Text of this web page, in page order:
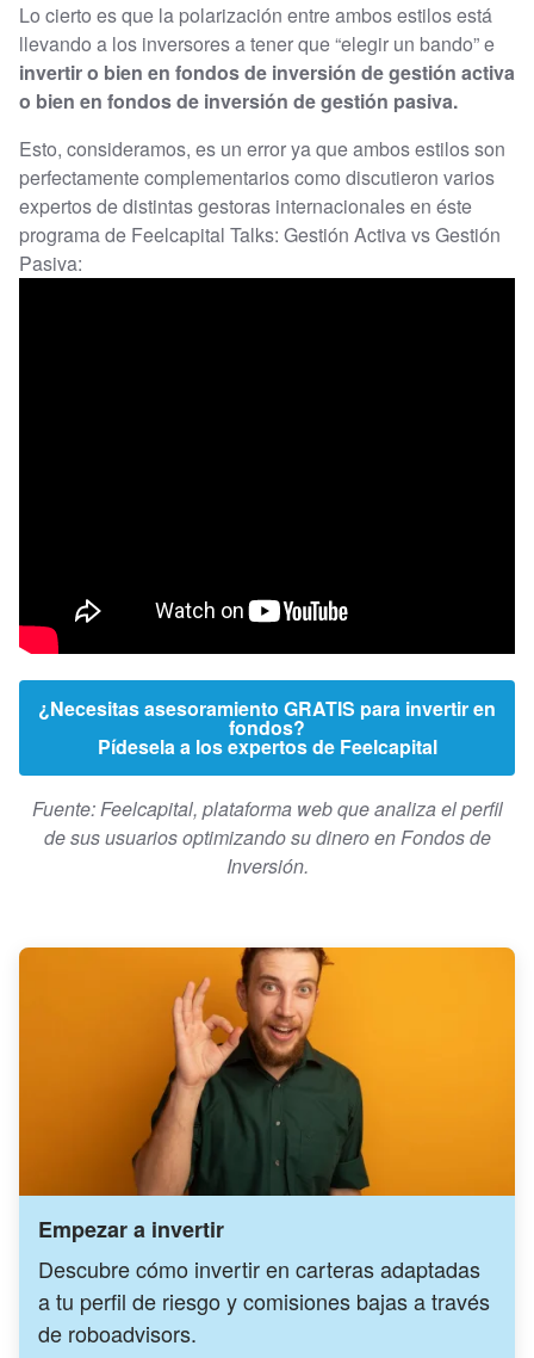
Lo cierto es que la polarización entre ambos estilos está
llevando a los inversores a tener que “elegir un bando” e
invertir o bien en fondos de inversión de gestión activa
o bien en fondos de inversión de gestión pasiva.
Esto, consideramos, es un error ya que ambos estilos son
perfectamente complementarios como discutieron varios
expertos de distintas gestoras internacionales en éste
programa de Feelcapital Talks: Gestión Activa vs Gestión
Pasiva:
¿Necesitas asesoramiento GRATIS para invertir en
fondos?
Pídesela a los expertos de Feelcapital
Fuente: Feelcapital, plataforma web que analiza el perfil
de sus usuarios optimizando su dinero en Fondos de
Inversión.
Empezar a invertir
Descubre cómo invertir en carteras adaptadas
a tu perfil de riesgo y comisiones bajas a través
de roboadvisors.